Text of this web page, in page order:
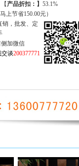
产品折扣： 】 53.1%
马上节省150.00元）
销，批发、定
侧加微信
200377771